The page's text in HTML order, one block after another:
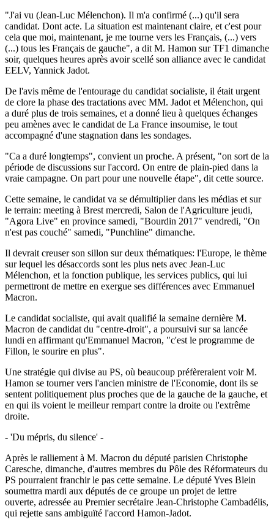
"J'ai vu (Jean-Luc Mélenchon). Il m'a confirmé (...) qu'il sera
candidat. Dont acte. La situation est maintenant claire, et c'est pour
cela que moi, maintenant, je me tourne vers les Français, (...) vers
(...) tous les Français de gauche", a dit M. Hamon sur TF1 dimanche
soir, quelques heures après avoir scellé son alliance avec le candidat
EELV, Yannick Jadot.
De l'avis même de l'entourage du candidat socialiste, il était urgent
de clore la phase des tractations avec MM. Jadot et Mélenchon, qui
a duré plus de trois semaines, et a donné lieu à quelques échanges
peu amènes avec le candidat de La France insoumise, le tout
accompagné d'une stagnation dans les sondages.
"Ca a duré longtemps", convient un proche. A présent, "on sort de la
période de discussions sur l'accord. On entre de plain-pied dans la
vraie campagne. On part pour une nouvelle étape", dit cette source.
Cette semaine, le candidat va se démultiplier dans les médias et sur
le terrain: meeting à Brest mercredi, Salon de l'Agriculture jeudi,
"Agora Live" en province samedi, "Bourdin 2017" vendredi, "On
n'est pas couché" samedi, "Punchline" dimanche.
Il devrait creuser son sillon sur deux thématiques: l'Europe, le thème
sur lequel les désaccords sont les plus nets avec Jean-Luc
Mélenchon, et la fonction publique, les services publics, qui lui
permettront de mettre en exergue ses différences avec Emmanuel
Macron.
Le candidat socialiste, qui avait qualifié la semaine dernière M.
Macron de candidat du "centre-droit", a poursuivi sur sa lancée
lundi en affirmant qu'Emmanuel Macron, "c'est le programme de
Fillon, le sourire en plus".
Une stratégie qui divise au PS, où beaucoup préfèreraient voir M.
Hamon se tourner vers l'ancien ministre de l'Economie, dont ils se
sentent politiquement plus proches que de la gauche de la gauche, et
en qui ils voient le meilleur rempart contre la droite ou l'extrême
droite.
- 'Du mépris, du silence' -
Après le ralliement à M. Macron du député parisien Christophe
Caresche, dimanche, d'autres membres du Pôle des Réformateurs du
PS pourraient franchir le pas cette semaine. Le député Yves Blein
soumettra mardi aux députés de ce groupe un projet de lettre
ouverte, adressée au Premier secrétaire Jean-Christophe Cambadélis,
qui rejette sans ambiguïté l'accord Hamon-Jadot.